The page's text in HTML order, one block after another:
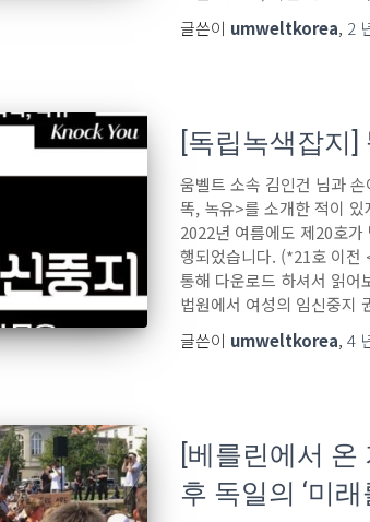
글쓴이 umweltkorea, 2
[독립녹색잡지
움벨트 소속 김인건 님과
똑, 녹유>를 소개한 적이
2022년 여름에도 제20호
행되었습니다. (*21호 이전
통해 다운로드 하셔서 읽어
법원에서 여성의 임신중지
글쓴이 umweltkorea, 4
[베를린에서
후 독일의 ‘미